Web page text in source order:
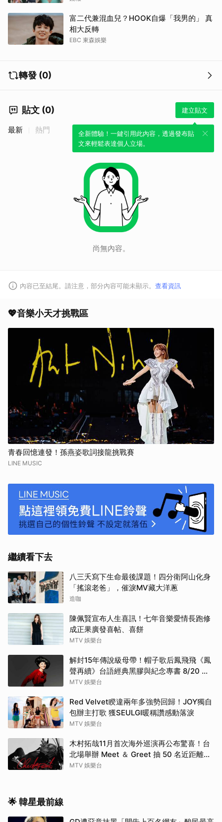
富二代兼混血兒？HOOK自爆「我男的」 真
相大反轉
EBC 東森娛樂
轉發 (0)
貼文 (0) 建立貼文
全新體驗！一鍵引用此內容，透過發布貼
文來輕鬆表達個人立場。
最新 熱門
尚無內容。
內容已至結尾。請注意，部分內容可能未顯示。 查看資訊
💖音樂小天才挑戰區
青春回憶連發！孫燕姿歌詞接龍挑戰賽
LINE MUSIC
繼續看下去
八三夭寫下生命最後課題！四分衛阿山化身
「搖滾老爸」，催淚MV藏大洋蔥
造咖
陳佩賢宣布人生喜訊！七年音樂愛情長跑修
成正果廣發喜帖、喜餅
MTV 娛樂台
解封15年傳說級母帶！帽子歌后鳳飛飛《鳳
聲再續》台語經典黑膠與紀念專書 8/20 珍
藏預購
MTV 娛樂台
Red Velvet睽違兩年多強勢回歸！JOY獨自
包辦主打歌 獲SEULGI暖稱讚感動落淚
MTV 娛樂台
木村拓哉11月首次海外巡演再公布驚喜！台
北場舉辦 Meet ＆ Greet 抽 50 名近距離互
動
MTV 娛樂台
🌟 韓星最前線
取消